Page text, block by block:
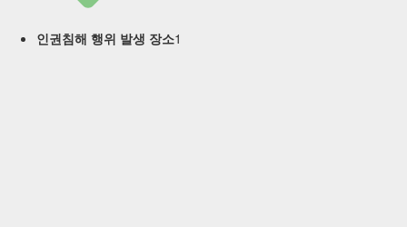
인권침해 행위 발생 장소1